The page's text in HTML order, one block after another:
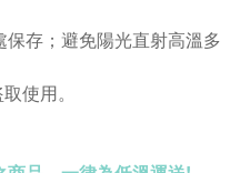
存；避免陽光直射高溫多
使用。